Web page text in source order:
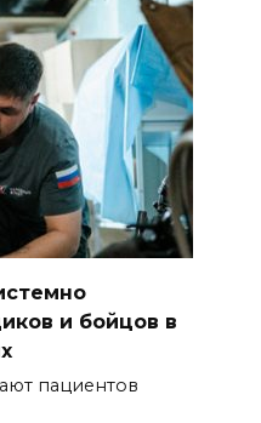
и бойцов в
пациентов